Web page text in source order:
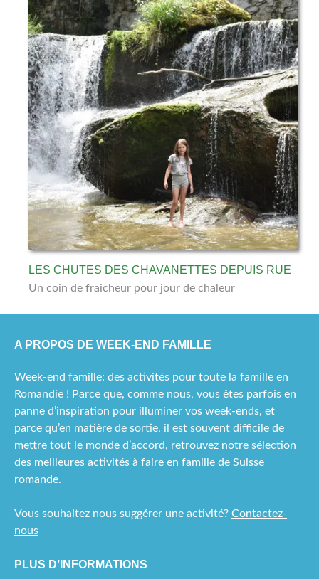
LES CHUTES DES CHAVANETTES DEPUIS RUE
Un coin de fraicheur pour jour de chaleur
A PROPOS DE WEEK-END FAMILLE
Week-end famille: des activités pour toute la famille en
Romandie ! Parce que, comme nous, vous êtes parfois en
panne d’inspiration pour illuminer vos week-ends, et
parce qu’en matière de sortie, il est souvent difficile de
mettre tout le monde d’accord, retrouvez notre sélection
des meilleures activités à faire en famille de Suisse
romande.
Vous souhaitez nous suggérer une activité? Contactez-
nous
PLUS D’INFORMATIONS